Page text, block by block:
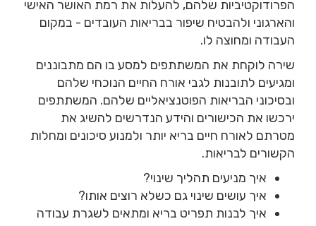
הפרודוקטיביות שלהם, להעלות את רמת האושר האישי
והארגוני ולהבטיח שיפור בבריאות העובדים - במקום
העבודה ומחוצה לו.
שירה לוקחת את המשתתפים למסע בו הם מתבוננים
ומגיעים לתובנות לגבי אורח החיים הנוכחי שלהם
ובסיכוני הבריאות הפוטנציאליים שלהם. המשתתפים
ירכשו את הכישורים והידע הנדרשים להשיג את
מטרתם לאורח חיים בריא יותר ולמנוע סיכונים ומחלות
הקשורים לבריאות.
איך מניעים תהליך שינוי?
איך עושים שינוי גם כשלא רוצים אותו?
איך לבנות תפריט בריא ומתאים לשגרת עבודה